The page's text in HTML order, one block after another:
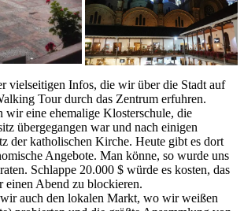
vielseitigen Infos, die wir über die Stadt auf
Tour durch das Zentrum erfuhren.
wir eine ehemalige Klosterschule, die
übergegangen war und nach einigen
der katholischen Kirche. Heute gibt es dort
Angebote. Man könne, so wurde uns
Schlappe 20.000 $ würde es kosten, das
einen Abend zu blockieren.
auch den lokalen Markt, wo wir weißen